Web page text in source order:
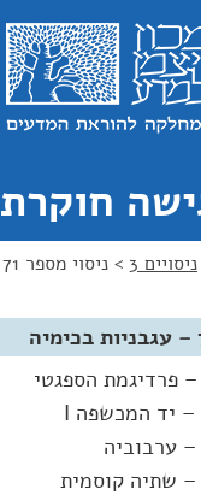
חוקרת
ניסויים 3 > ניסוי מספר 71 – עגבניות בכימיה